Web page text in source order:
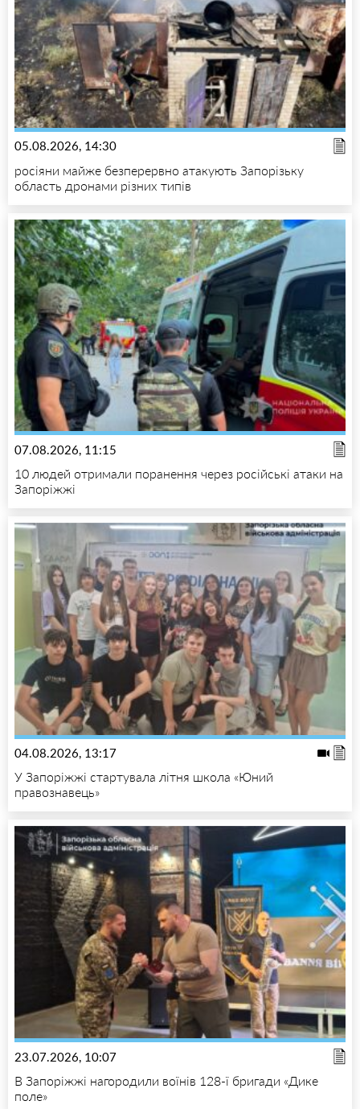
05.08.2026, 14:30
росіяни майже безперервно атакують Запорізьку
область дронами різних типів
07.08.2026, 11:15
10 людей отримали поранення через російські атаки на
Запоріжжі
04.08.2026, 13:17
У Запоріжжі стартувала літня школа «Юний
правознавець»
23.07.2026, 10:07
В Запоріжжі нагородили воїнів 128-ї бригади «Дике
поле»